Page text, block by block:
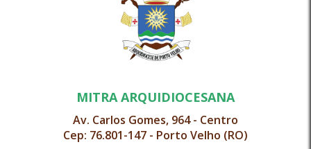
MITRA ARQUIDIOCESANA
Av. Carlos Gomes, 964 - Centro
Cep: 76.801-147 - Porto Velho (RO)